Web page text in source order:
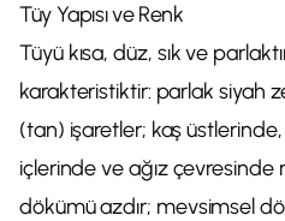
Tüy Yapısı ve Renk
Tüyü kısa, düz, sık ve
karakteristiktir: parlak siyah
(tan) işaretler; kaş
içlerinde ve ağız çevresinde
dökümü azdır; mevsimsel